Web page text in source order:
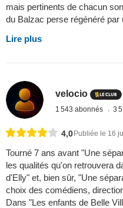
mais pertinents de chacun
du Balzac perse régénéré par
Lire plus
velocio
1 543 abonnés 3
4,0 Publiée le 16
Tourné 7 ans avant "Une
les qualités qu'on retrouvera
d'Elly" et, bien sûr, "Une
choix des comédiens,
Dans "Les enfants de Belle